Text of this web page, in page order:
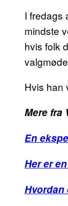
I fredags
mindste
hvis folk
Hvis han
Mere fra
En
Her er
Hvordan